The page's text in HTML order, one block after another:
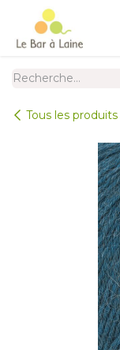
Se rendre au contenu
Tous les produits